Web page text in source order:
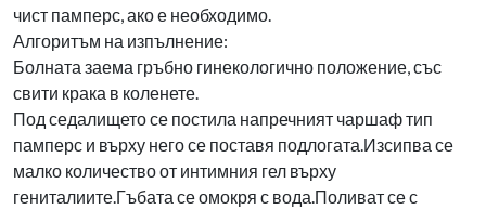
чист памперс, ако е необходимо.
Алгоритъм на изпълнение:
Болната заема гръбно гинекологично положение, със
свити крака в коленете.
Под седалището се постила напречният чаршаф тип
памперс и върху него се поставя подлогата.Изсипва се
малко количество от интимния гел върху
гениталиите.Гъбата се омокря с вода.Поливат се с